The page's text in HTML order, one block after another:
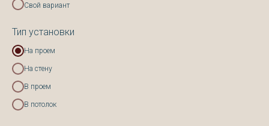
Свой вариант
Тип установки
На проем
На стену
В проем
В потолок